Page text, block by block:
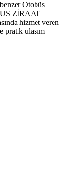
Otobüs
ZİRAAT
hizmet veren
pratik ulaşım